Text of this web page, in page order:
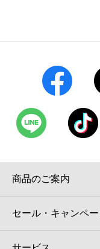
コインランドリー（
自転車シェアリング（
モバイルバッテリー
荷物預かりサービス「
パウダースペース ラ
セブン‐イレブンの「
セブン-イレブンの歴史
商品のご案内
セール・キャンペー